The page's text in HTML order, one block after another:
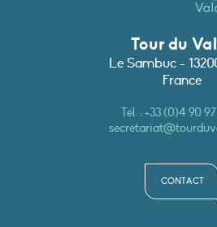
Tour du
Le Sambuc -
France
Tél. :+33 (0)4 90 97
CONTACT